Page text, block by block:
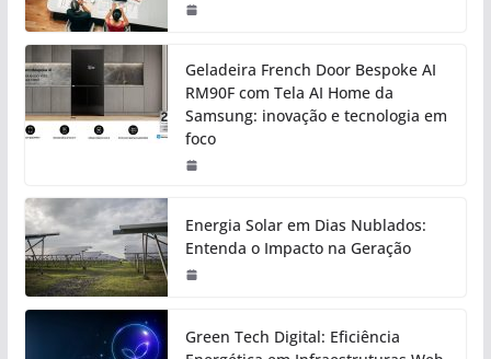
Geladeira French Door Bespoke AI
RM90F com Tela AI Home da
Samsung: inovação e tecnologia em
foco
Energia Solar em Dias Nublados:
Entenda o Impacto na Geração
Green Tech Digital: Eficiência